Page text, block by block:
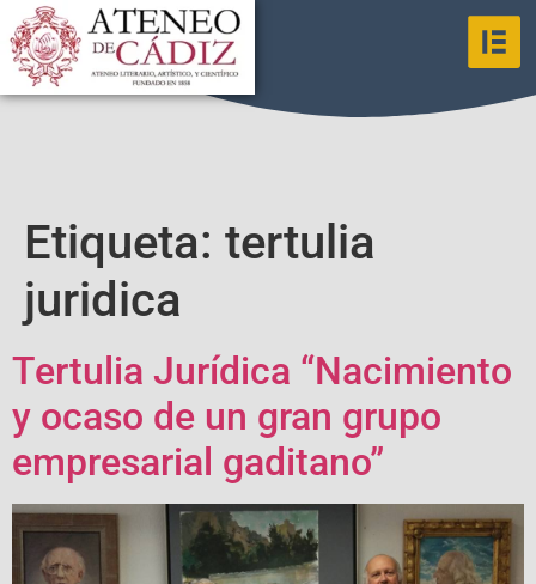
Etiqueta: tertulia
juridica
Tertulia Jurídica “Nacimiento
y ocaso de un gran grupo
empresarial gaditano”